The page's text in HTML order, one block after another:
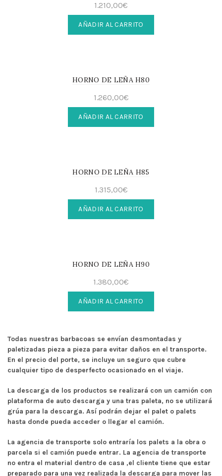
1.210,00€
AÑADIR AL CARRITO
HORNO DE LEÑA H80
1.260,00€
AÑADIR AL CARRITO
HORNO DE LEÑA H85
1.315,00€
AÑADIR AL CARRITO
HORNO DE LEÑA H90
1.380,00€
AÑADIR AL CARRITO
Todas nuestras barbacoas se envían desmontadas y
paletizadas pieza a pieza para evitar daños en el transporte.
En el precio del porte, se incluye un seguro que cubre
cualquier tipo de desperfecto ocasionado en el viaje.
La descarga de los productos se realizará con un camión con
plataforma de auto descarga y una tras paleta, no se utilizará
grúa para la descarga. Así podrán dejar el palet o palets
hasta donde pueda acceder o llegar el camión.
La agencia de transporte solo entraría los palets a la obra o
parcela si el camión puede entrar. La agencia de transporte
no entra el material dentro de casa ,el cliente tiene que estar
preparado para una vez realizada la descarga para mover las